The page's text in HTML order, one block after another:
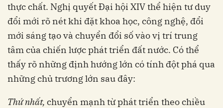
thực chất. Nghị quyết Đại hội XIV thể hiện tư duy
đổi mới rõ nét khi đặt khoa học, công nghệ, đổi
mới sáng tạo và chuyển đổi số vào vị trí trung
tâm của chiến lược phát triển đất nước. Có thể
thấy rõ những định hướng lớn có tính đột phá qua
những chủ trương lớn sau đây:
Thứ nhất, chuyển mạnh từ phát triển theo chiều